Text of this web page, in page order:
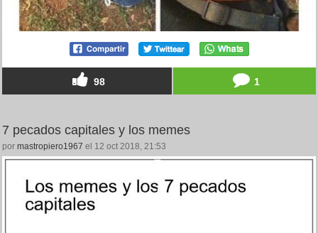
98 1
7 pecados capitales y los memes
por mastropiero1967 el 12 oct 2018, 21:53